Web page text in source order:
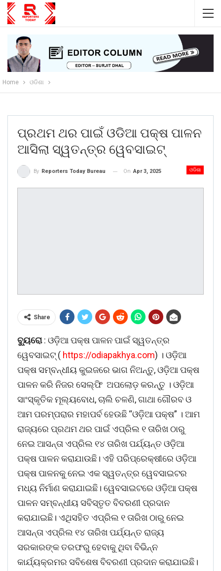
Home ଓଡିଶା
ପ୍ରଥମ ଥର ପାଇଁ ଓଡିଆ ପକ୍ଷ ପାଳନ
ଆସିଲା ସ୍ୱତନ୍ତ୍ର ୱେବସାଇଟ୍
ଓଡିଶା
By Reporters Today Bureau On Apr 3, 2025
Share
ବ୍ୟୁରୋ: ଓଡ଼ିଆ ପକ୍ଷ ପାଳନ ପାଇଁ ସ୍ୱତନ୍ତ୍ର
ୱେବସାଇଟ୍ ( https://odiapakhya.com) । ଓଡ଼ିଆ
ପକ୍ଷ ସମ୍ବନ୍ଧୀୟ କୁଇଜରେ ଭାଗ ନିଅନ୍ତୁ, ଓଡ଼ିଆ ପକ୍ଷ
ପାଳନ କରି ନିଜର ସେଲ୍ଫି ଅପଲୋଡ଼ କରନ୍ତୁ । ଓଡ଼ିଆ
ସାଂସ୍କୃତିକ ମୂଲ୍ୟବୋଧ, ଚାଲି ଚଳଣି, ଗାଥା ଗୌରବ ଓ
ଆମ ପରମ୍ପରାର ମହାପର୍ବ ହେଉଛି “ଓଡ଼ିଆ ପକ୍ଷ” । ଆମ
ରାଜ୍ୟରେ ପ୍ରଥମ ଥର ପାଇଁ ଏପ୍ରିଲ ୧ ତାରିଖ ଠାରୁ
ନେଇ ଆସନ୍ତା ଏପ୍ରିଲ ୧୪ ତାରିଖ ପର୍ଯ୍ୟନ୍ତ ଓଡ଼ିଆ
ପକ୍ଷ ପାଳନ କରାଯାଉଛି। ଏହି ପରିପ୍ରେକ୍ଷୀରେ ଓଡ଼ିଆ
ପକ୍ଷ ପାଳନକୁ ନେଇ ଏକ ସ୍ୱତନ୍ତ୍ର ୱେବସାଇଟର
ମଧ୍ୟ ନିର୍ମାଣ କରାଯାଇଛି। ୱେବସାଇଟରେ ଓଡ଼ିଆ ପକ୍ଷ
ପାଳନ ସମ୍ବନ୍ଧୀୟ ସବିସ୍ତୃତ ବିବରଣୀ ପ୍ରଦାନ
କରାଯାଇଛି। ଏଥିସହିତ ଏପ୍ରିଲ ୧ ତାରିଖ ଠାରୁ ନେଇ
ଆସନ୍ତା ଏପ୍ରିଲ ୧୪ ତାରିଖ ପର୍ଯ୍ୟନ୍ତ ରାଜ୍ୟ
ସରକାରଙ୍କ ତରଫରୁ ହେବାକୁ ଥିବା ବିଭିନ୍ନ
କାର୍ଯ୍ୟକ୍ରମର ସବିଶେଷ ବିବରଣୀ ପ୍ରଦାନ କରାଯାଇଛି।